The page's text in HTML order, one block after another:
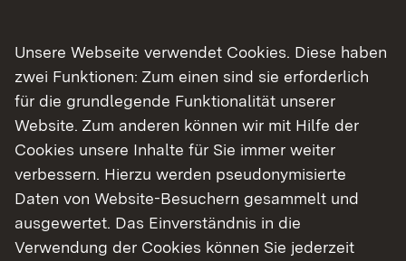
Studiengangsuche schnell den passenden
Studienplatz. Außerdem gibt's eine Schritt-für-
Schritt-Anleitung zu deinem Traum-Studium.
Finde dein Studium in Baden-Württemberg
Unsere Webseite verwendet Cookies. Diese haben
zwei Funktionen: Zum einen sind sie erforderlich
für die grundlegende Funktionalität unserer
Website. Zum anderen können wir mit Hilfe der
Cookies unsere Inhalte für Sie immer weiter
verbessern. Hierzu werden pseudonymisierte
Daten von Website-Besuchern gesammelt und
ausgewertet. Das Einverständnis in die
Verwendung der Cookies können Sie jederzeit